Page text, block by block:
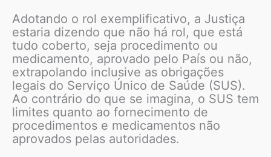
Adotando o rol exemplificativo, a Justiça
estaria dizendo que não há rol, que está
tudo coberto, seja procedimento ou
medicamento, aprovado pelo País ou não,
extrapolando inclusive as obrigações
legais do Serviço Único de Saúde (SUS).
Ao contrário do que se imagina, o SUS tem
limites quanto ao fornecimento de
procedimentos e medicamentos não
aprovados pelas autoridades.